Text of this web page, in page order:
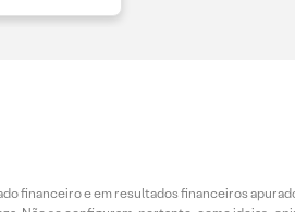
financeiro e em resultados financeiros